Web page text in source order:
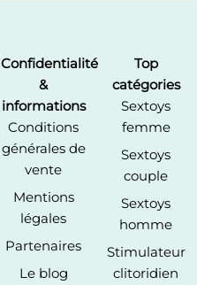
Confidentialité
&
informations
Conditions
générales de
vente
Mentions
légales
Partenaires
Le blog
Top
catégories
Sextoys
femme
Sextoys
couple
Sextoys
homme
Stimulateur
clitoridien